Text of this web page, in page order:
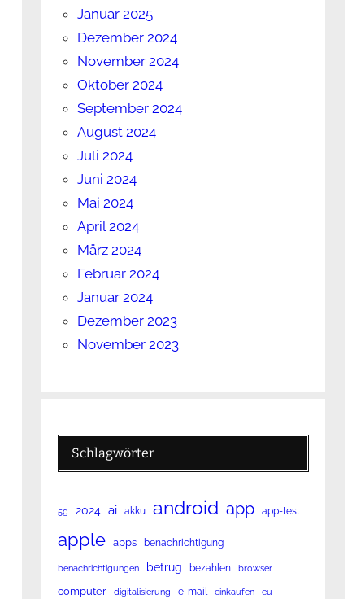
Januar 2025
Dezember 2024
November 2024
Oktober 2024
September 2024
August 2024
Juli 2024
Juni 2024
Mai 2024
April 2024
März 2024
Februar 2024
Januar 2024
Dezember 2023
November 2023
Schlagwörter
5g 2024 ai akku android app app-test
apple apps benachrichtigung
benachrichtigungen betrug bezahlen browser
computer digitalisierung e-mail einkaufen eu